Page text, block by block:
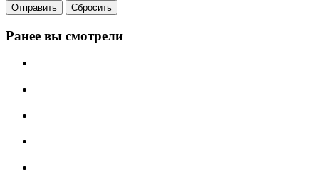
Сбросить
Ранее вы смотрели